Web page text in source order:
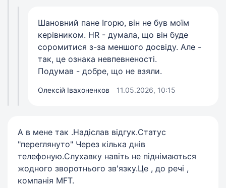
Шановний пане Ігорю, він не був моїм
керівником. HR - думала, що він буде
соромитися з-за меншого досвіду. Але -
так, це ознака невпевненості.
Подумав - добре, що не взяли.
Олексій Івахоненков 11.05.2026, 10:15
А в мене так .Надіслав відгук.Статус
"переглянуто" Через кілька днів
телефоную.Слухавку навіть не піднімаються
жодного зворотнього зв'язку.Це , до речі ,
компанія MFT.